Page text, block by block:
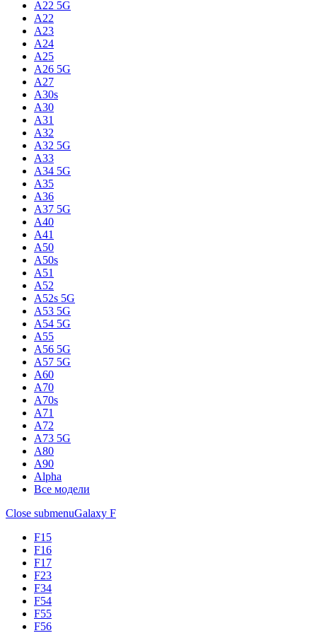
A22 5G
A22
A23
A24
A25
A26 5G
A27
A30s
A30
A31
A32
A32 5G
A33
A34 5G
A35
A36
A37 5G
A40
A41
A50
A50s
A51
A52
A52s 5G
A53 5G
A54 5G
A55
A56 5G
A57 5G
A60
A70
A70s
A71
A72
A73 5G
A80
A90
Alpha
Все модели
Close submenuGalaxy F
F15
F16
F17
F23
F34
F54
F55
F56